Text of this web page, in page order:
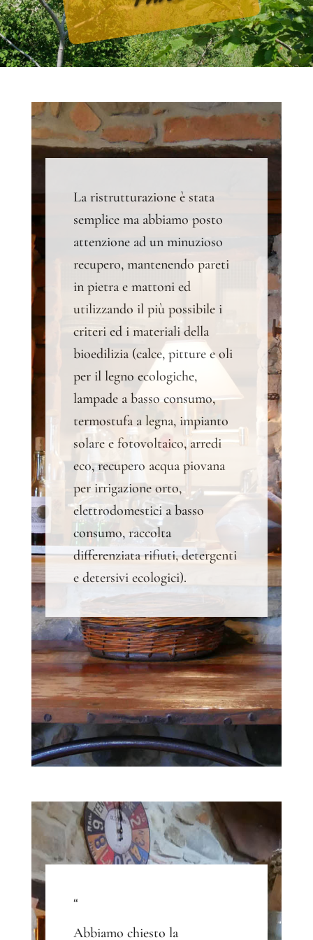
La ristrutturazione è stata
semplice ma abbiamo posto
attenzione ad un minuzioso
recupero, mantenendo pareti
in pietra e mattoni ed
utilizzando il più possibile i
criteri ed i materiali della
bioedilizia (calce, pitture e oli
per il legno ecologiche,
lampade a basso consumo,
termostufa a legna, impianto
solare e fotovoltaico, arredi
eco, recupero acqua piovana
per irrigazione orto,
elettrodomestici a basso
consumo, raccolta
differenziata rifiuti, detergenti
e detersivi ecologici).
“
Abbiamo chiesto la